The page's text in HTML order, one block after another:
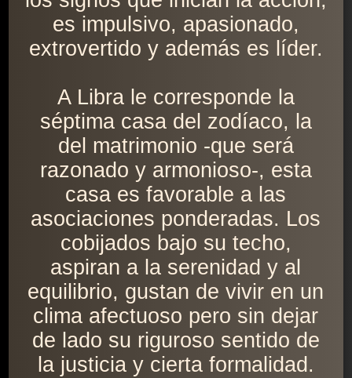
es impulsivo, apasionado,
extrovertido y además es líder.
A Libra le corresponde la
séptima casa del zodíaco, la
del matrimonio -que será
razonado y armonioso-, esta
casa es favorable a las
asociaciones ponderadas. Los
cobijados bajo su techo,
aspiran a la serenidad y al
equilibrio, gustan de vivir en un
clima afectuoso pero sin dejar
de lado su riguroso sentido de
la justicia y cierta formalidad.